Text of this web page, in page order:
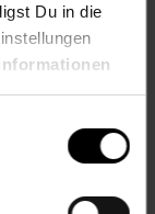
Du in die
1671 -